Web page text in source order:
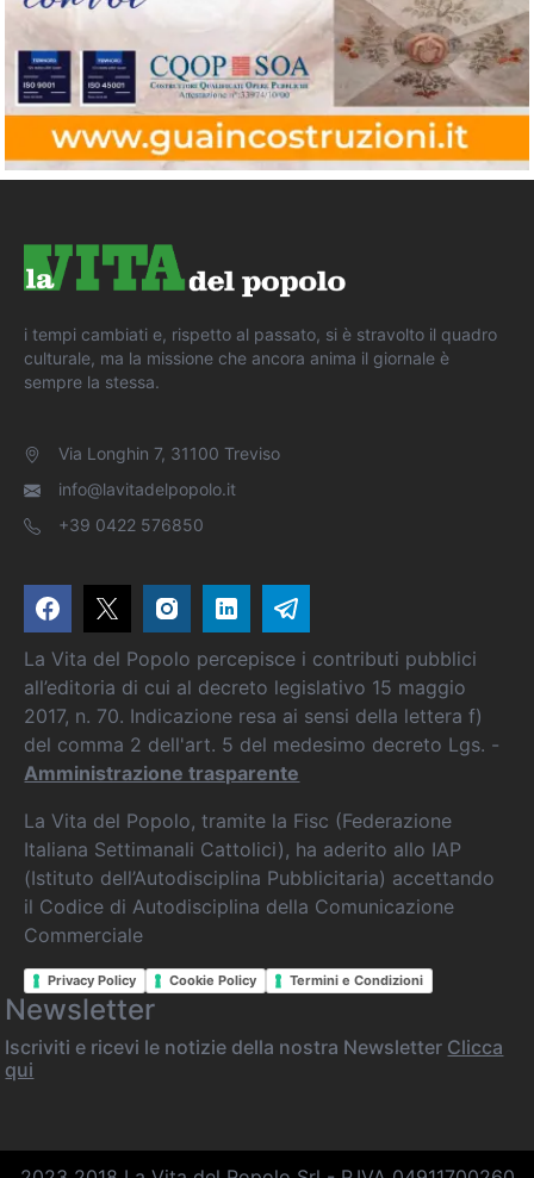
i tempi cambiati e, rispetto al passato, si è stravolto il quadro
culturale, ma la missione che ancora anima il giornale è
sempre la stessa.
Via Longhin 7, 31100 Treviso
info@lavitadelpopolo.it
+39 0422 576850
La Vita del Popolo percepisce i contributi pubblici
all’editoria di cui al decreto legislativo 15 maggio
2017, n. 70. Indicazione resa ai sensi della lettera f)
del comma 2 dell'art. 5 del medesimo decreto Lgs. -
Amministrazione trasparente
La Vita del Popolo, tramite la Fisc (Federazione
Italiana Settimanali Cattolici), ha aderito allo IAP
(Istituto dell’Autodisciplina Pubblicitaria) accettando
il Codice di Autodisciplina della Comunicazione
Commerciale
Privacy Policy Cookie Policy Termini e Condizioni
Newsletter
Iscriviti e ricevi le notizie della nostra Newsletter Clicca
qui